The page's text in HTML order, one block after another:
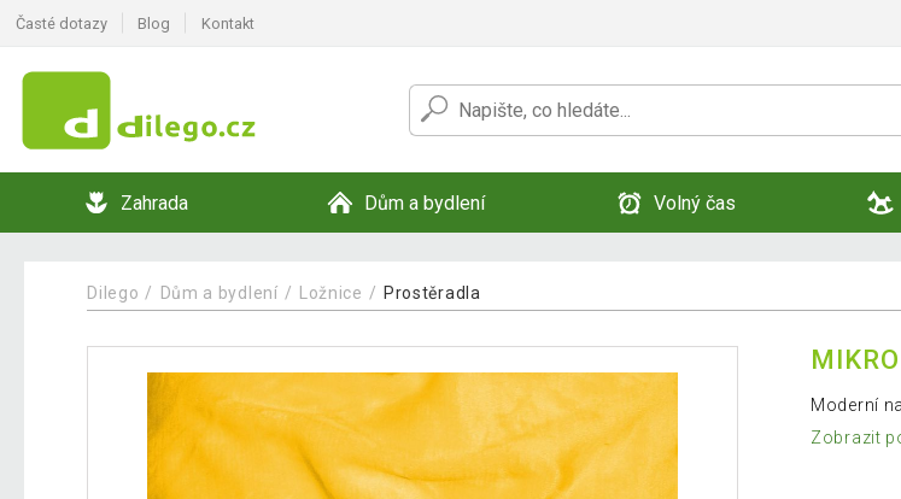
Časté dotazy Blog Kontakt
Zahrada Dům a bydlení Volný čas
Dilego Dům a bydlení Ložnice Prostěradla
Moderní
Zobrazit